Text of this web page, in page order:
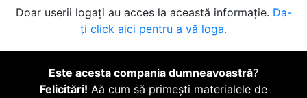
Doar userii logați au acces la această informație. Da-
ți click aici pentru a vă loga.
Este acesta compania dumneavoastră?
Felicitări! Aă cum să primești materialele de